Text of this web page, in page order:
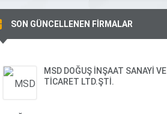
SON GÜNCELLENEN FİRMALAR
MSD DOĞUŞ İNŞAAT SANAYİ VE
TİCARET LTD.ŞTİ.